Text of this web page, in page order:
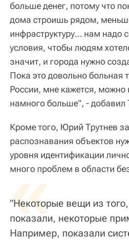
больше денег, потому что
дома строишь рядом,
инфраструктуру… нам надо
условия, чтобы людям
значит, и города нужно
Пока это довольно больная
России, мне кажется, можно
намного больше", - добавил
Кроме того, Юрий Трутнев
распознавания объектов
уровня идентификации
много проблем в области
«
"Некоторые вещи из
показали, некоторые
Например, показали